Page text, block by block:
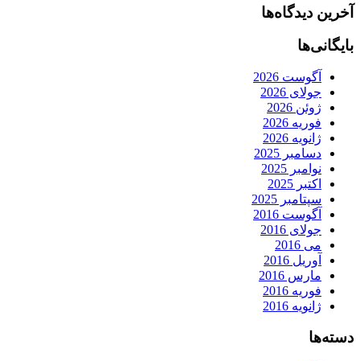
آخرین دیدگاه‌ها
بایگانی‌ها
آگوست 2026
جولای 2026
ژوئن 2026
فوریه 2026
ژانویه 2026
دسامبر 2025
نوامبر 2025
اکتبر 2025
سپتامبر 2025
آگوست 2016
جولای 2016
می 2016
آوریل 2016
مارس 2016
فوریه 2016
ژانویه 2016
دسته‌ها